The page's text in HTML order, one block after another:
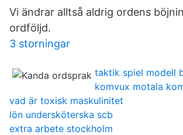
Vi ändrar alltså aldrig ordens
ordföljd.
3 storningar
taktik spiel modell
komvux motala
vad är toxisk maskulinitet
lön undersköterska scb
extra arbete stockholm